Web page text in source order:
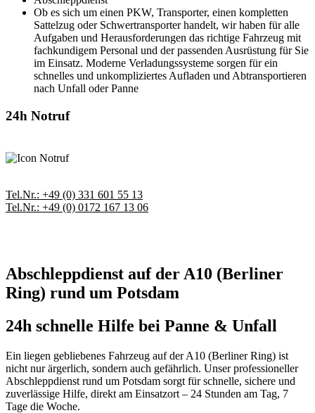
Ob es sich um einen PKW, Transporter, einen kompletten
Sattelzug oder Schwertransporter handelt, wir haben für alle
Aufgaben und Herausforderungen das richtige Fahrzeug mit
fachkundigem Personal und der passenden Ausrüstung für Sie
im Einsatz. Moderne Verladungssysteme sorgen für ein
schnelles und unkompliziertes Aufladen und Abtransportieren
nach Unfall oder Panne
24h Notruf
Tel.Nr.: +49 (0) 331 601 55 13
Tel.Nr.: +49 (0) 0172 167 13 06
Abschleppdienst auf der A10 (Berliner
Ring) rund um Potsdam
24h schnelle Hilfe bei Panne & Unfall
Ein liegen gebliebenes Fahrzeug auf der A10 (Berliner Ring) ist
nicht nur ärgerlich, sondern auch gefährlich. Unser professioneller
Abschleppdienst rund um Potsdam sorgt für schnelle, sichere und
zuverlässige Hilfe, direkt am Einsatzort – 24 Stunden am Tag, 7
Tage die Woche.